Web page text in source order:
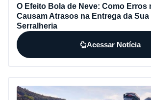
O Efeito Bola de Neve: Como Erros
Causam Atrasos na Entrega da
Serralheria
Acessar Notícia